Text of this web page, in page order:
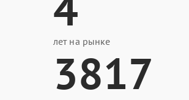
лет на рынке
3817